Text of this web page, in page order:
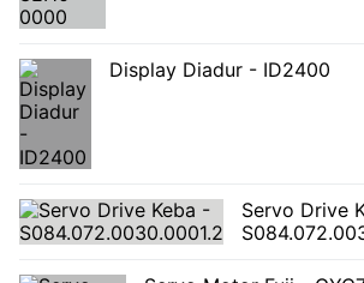
Display Diadur - ID2400
Servo Drive